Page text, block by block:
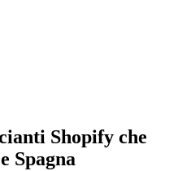
Shopify che
Spagna